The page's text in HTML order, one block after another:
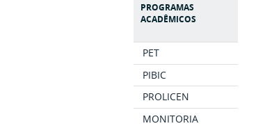
PROGRAMAS
ACADÊMICOS
PET
PIBIC
PROLICEN
MONITORIA